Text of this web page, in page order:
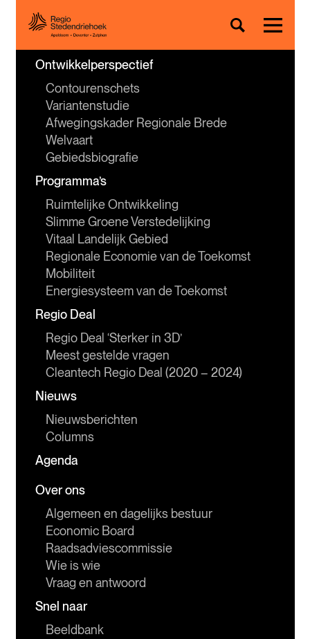
Ontwikkelperspectief
Contourenschets
Variantenstudie
Afwegingskader Regionale Brede
Welvaart
Gebiedsbiografie
Programma’s
Ruimtelijke Ontwikkeling
Slimme Groene Verstedelijking
Vitaal Landelijk Gebied
Regionale Economie van de Toekomst
Mobiliteit
Energiesysteem van de Toekomst
Regio Deal
Regio Deal ‘Sterker in 3D’
Meest gestelde vragen
Cleantech Regio Deal (2020 – 2024)
Nieuws
Nieuwsberichten
Columns
Agenda
Over ons
Algemeen en dagelijks bestuur
Economic Board
Raadsadviescommissie
Wie is wie
Vraag en antwoord
Snel naar
Beeldbank